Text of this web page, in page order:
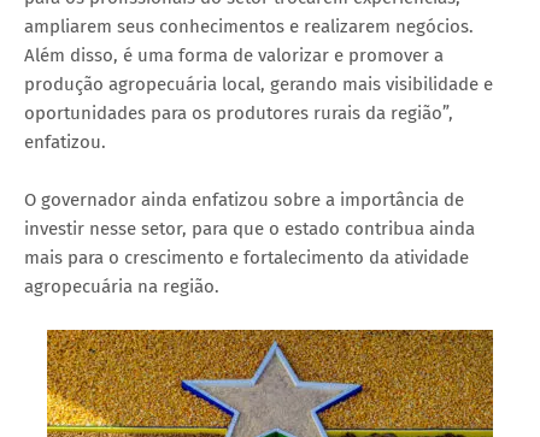
ampliarem seus conhecimentos e realizarem negócios.
Além disso, é uma forma de valorizar e promover a
produção agropecuária local, gerando mais visibilidade e
oportunidades para os produtores rurais da região”,
enfatizou.
O governador ainda enfatizou sobre a importância de
investir nesse setor, para que o estado contribua ainda
mais para o crescimento e fortalecimento da atividade
agropecuária na região.